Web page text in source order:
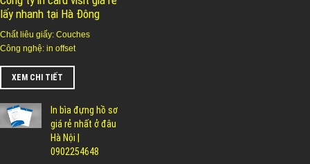
lấy nhanh tại Hà Đông
Chất liêu giấy: Couches
Công nghệ: in offset
XEM CHI TIẾT
In bìa đựng hồ sơ
giá rẻ nhất ở đâu
Hà Nội |
0902254648